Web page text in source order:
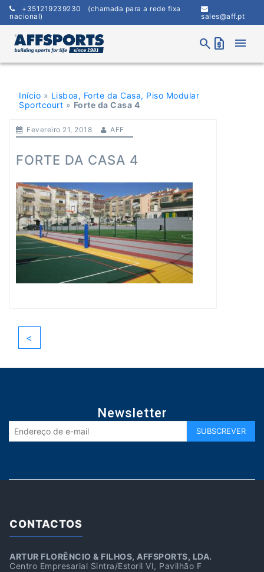
Skip
content
+351219239230 (chamada para a rede fixa
nacional)
sales@aff.pt
search request_quote menu
Início » Lisboa, Forte da Casa, Piso Modular
Sportcourt » Forte da Casa 4
Fevereiro 21, 2018 AFF
FORTE DA CASA 4
<
Newsletter
CONTACTOS
ARTUR FLORÊNCIO & FILHOS, AFFSPORTS, LDA.
Centro Empresarial Sintra/Estoril VI, Pavilhão F